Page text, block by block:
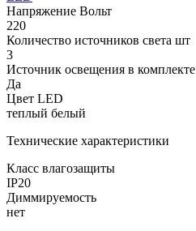
Напряжение Вольт
220
Количество источников света шт
3
Источник освещения в комплекте
Да
Цвет LED
теплый белый
Технические характеристики
Класс влагозащиты
IP20
Диммируемость
нет